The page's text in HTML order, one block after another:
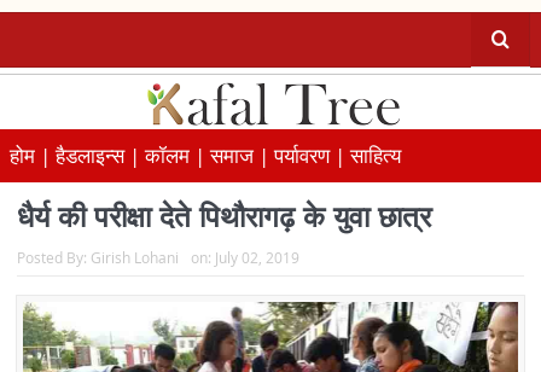
होम |हैडलाइन्स |कॉलम |समाज |पर्यावरण |साहित्य
धैर्य की परीक्षा देते पिथौरागढ़ के युवा छात्र
Posted By: Girish Lohani on: July 02, 2019